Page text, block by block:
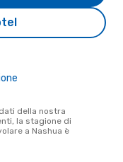
la stagione di
a Nashua è